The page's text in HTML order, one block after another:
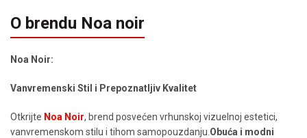
varijanti.
Opcije
na
proizvoda.
O brendu Noa noir
Noa Noir:
Vanvremenski Stil i Prepoznatljiv Kvalitet
Otkrijte Noa Noir, brend posvećen vrhunskoj vizuelnoj estetici,
vanvremenskom stilu i tihom samopouzdanju. Obuća i modni